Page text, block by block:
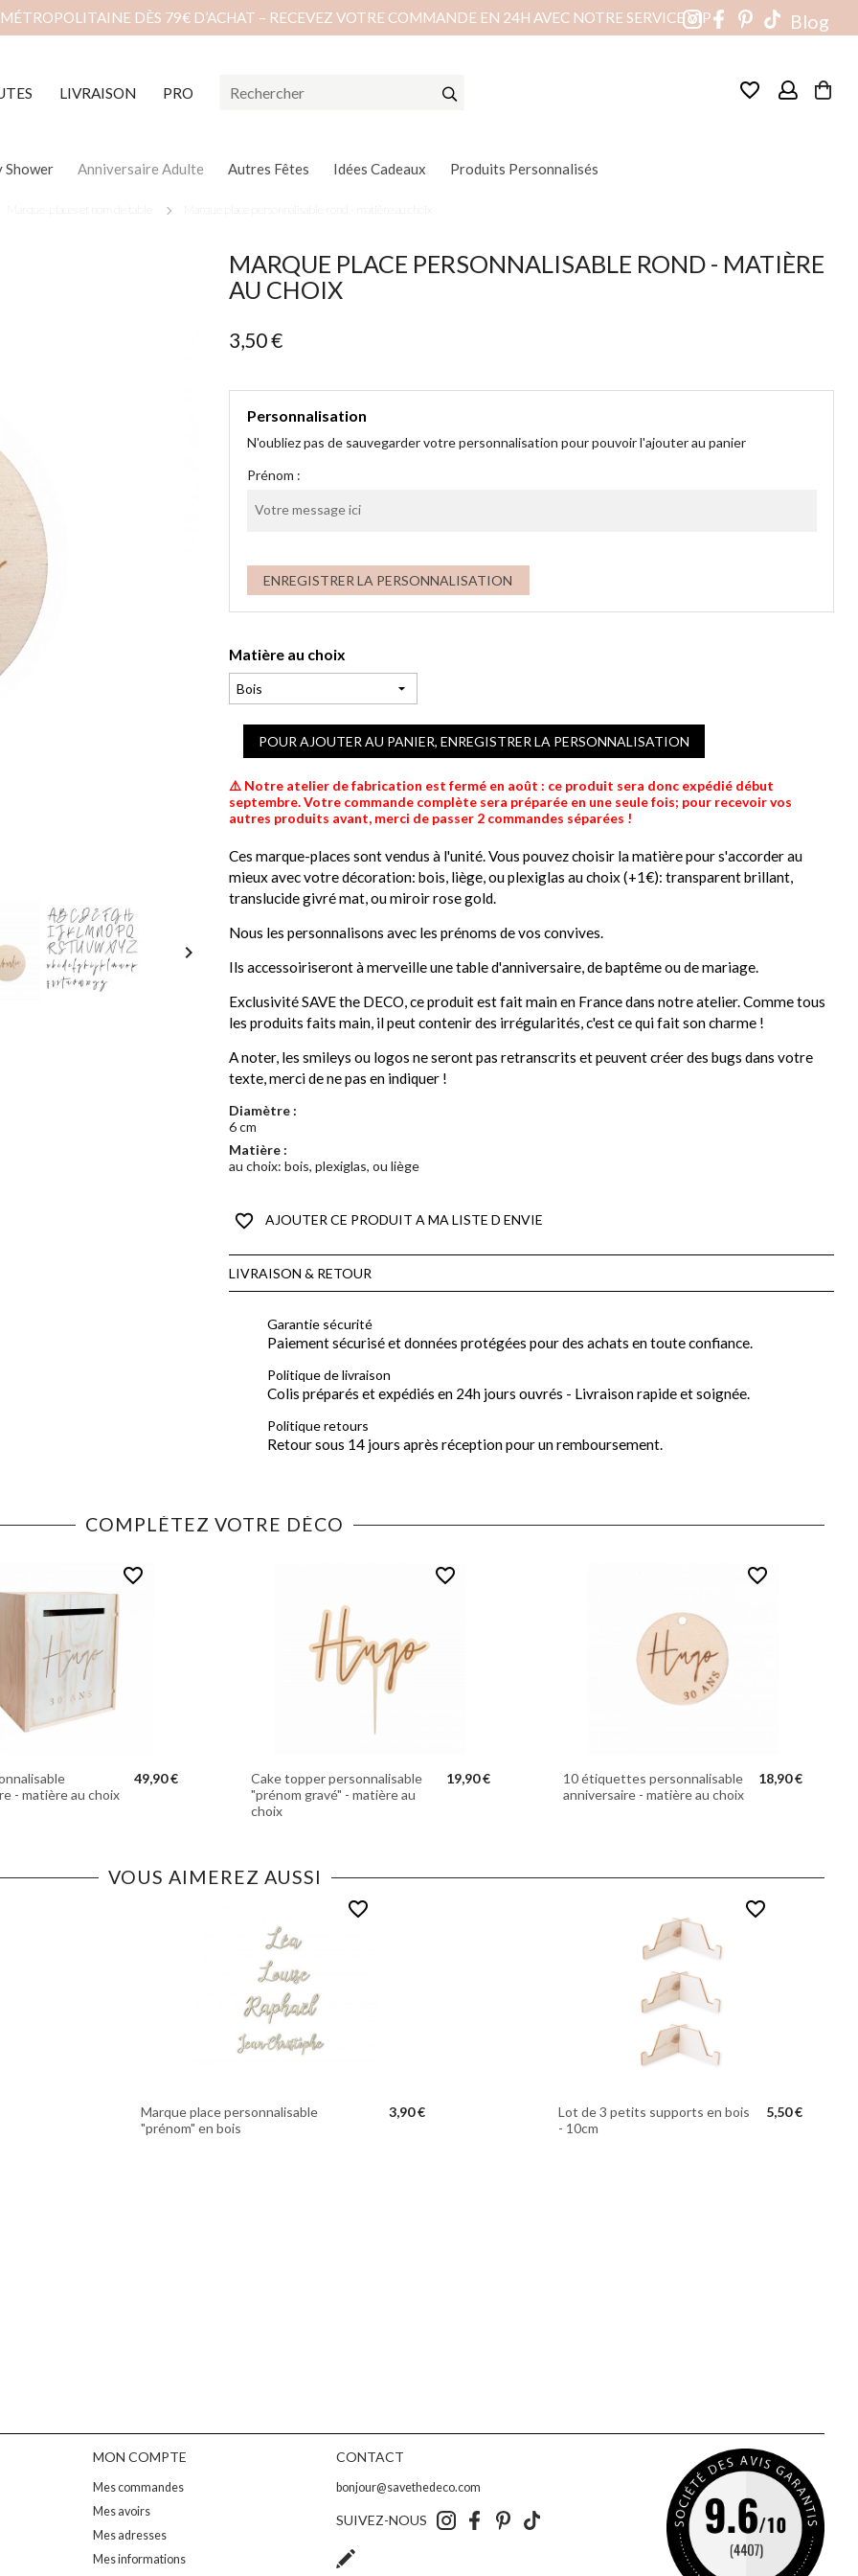
Blog
DÈS 79€ D’ACHAT – RECEVEZ VOTRE COMMANDE EN 24H AVEC NOTRE SERVICE VIP
LIVRAISON PRO favorite_border
Shower Anniversaire Adulte Autres Fêtes Idées Cadeaux Produits Personnalisés
Marque place personnalisable rond - matière au choix

MARQUE PLACE PERSONNALISABLE ROND - MATIÈRE
AU CHOIX
3,50 €
Personnalisation
N'oubliez pas de sauvegarder votre personnalisation pour pouvoir l'ajouter au panier
Prénom :
ENREGISTRER LA PERSONNALISATION
Matière au choix
POUR AJOUTER AU PANIER, ENREGISTRER LA PERSONNALISATION
⚠️ Notre atelier de fabrication est fermé en août : ce produit sera donc expédié début
septembre. Votre commande complète sera préparée en une seule fois; pour recevoir vos
autres produits avant, merci de passer 2 commandes séparées !
Ces marque-places sont vendus à l'unité. Vous pouvez choisir la matière pour s'accorder au
mieux avec votre décoration: bois, liège, ou plexiglas au choix (+1€): transparent brillant,
translucide givré mat, ou miroir rose gold.
Nous les personnalisons avec les prénoms de vos convives.
Ils accessoiriseront à merveille une table d'anniversaire, de baptême ou de mariage.
Exclusivité SAVE the DECO, ce produit est fait main en France dans notre atelier. Comme tous
les produits faits main, il peut contenir des irrégularités, c'est ce qui fait son charme !
A noter, les smileys ou logos ne seront pas retranscrits et peuvent créer des bugs dans votre
texte, merci de ne pas en indiquer !
Diamètre :
6 cm
Matière :
au choix: bois, plexiglas, ou liège
favorite_border AJOUTER CE PRODUIT A MA LISTE D ENVIE
LIVRAISON & RETOUR
Garantie sécurité
Paiement sécurisé et données protégées pour des achats en toute confiance.
Politique de livraison
Colis préparés et expédiés en 24h jours ouvrés - Livraison rapide et soignée.
Politique retours
Retour sous 14 jours après réception pour un remboursement.
COMPLÉTEZ VOTRE DÉCO
favorite_border
- matière au choix
49,90 €
favorite_border
Cake topper personnalisable
"prénom gravé" - matière au
choix
19,90 €
favorite_border
10 étiquettes personnalisable
anniversaire - matière au choix
18,90 €
VOUS AIMEREZ AUSSI
favorite_border
Marque place personnalisable
"prénom" en bois
3,90 €
favorite_border
Lot de 3 petits supports en bois
- 10cm
5,50 €
MON COMPTE
Mes commandes
Mes avoirs
Mes adresses
Mes informations
CONTACT
bonjour@savethedeco.com
SUIVEZ-NOUS